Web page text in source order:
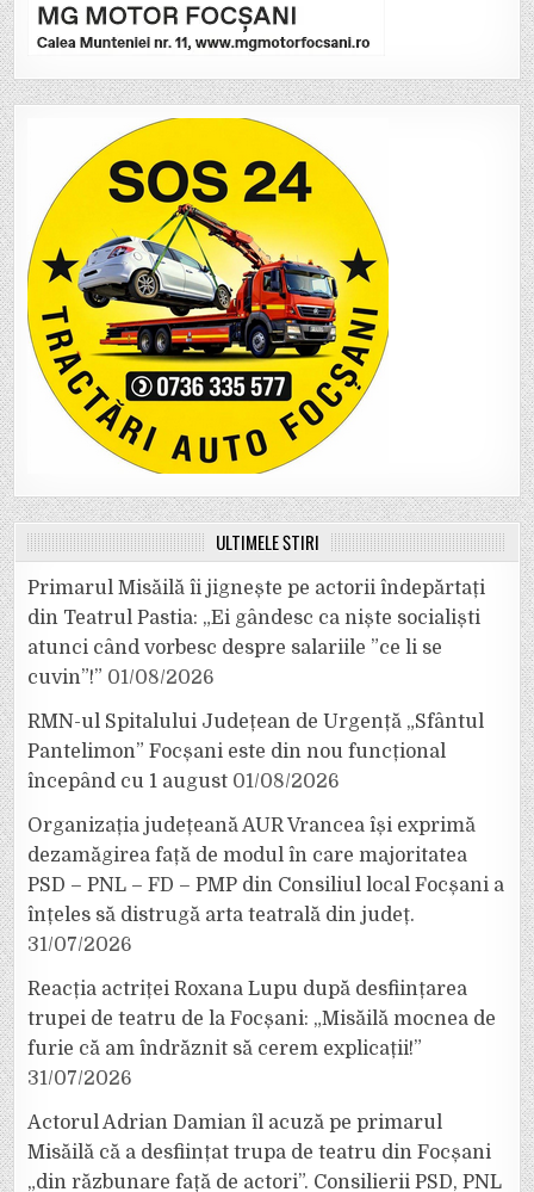
ULTIMELE ȘTIRI
Primarul Misăilă îi jignește pe actorii îndepărtați
din Teatrul Pastia: „Ei gândesc ca niște socialiști
atunci când vorbesc despre salariile ”ce li se
cuvin”!” 01/08/2026
RMN-ul Spitalului Județean de Urgență „Sfântul
Pantelimon” Focșani este din nou funcțional
începând cu 1 august 01/08/2026
Organizația județeană AUR Vrancea își exprimă
dezamăgirea față de modul în care majoritatea
PSD – PNL – FD – PMP din Consiliul local Focșani a
înțeles să distrugă arta teatrală din județ.
31/07/2026
Reacția actriței Roxana Lupu după desființarea
trupei de teatru de la Focșani: „Misăilă mocnea de
furie că am îndrăznit să cerem explicații!”
31/07/2026
Actorul Adrian Damian îl acuză pe primarul
Misăilă că a desființat trupa de teatru din Focșani
„din răzbunare față de actori”. Consilierii PSD, PNL